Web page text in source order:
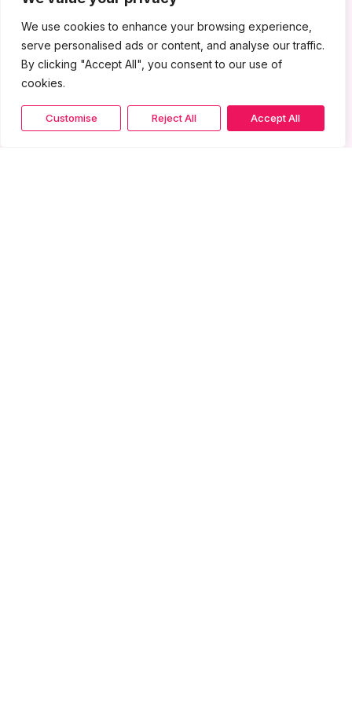
We use cookies to enhance your browsing experience,
serve personalised ads or content, and analyse our traffic.
By clicking "Accept All", you consent to our use of
cookies.
Customise Reject All Accept All